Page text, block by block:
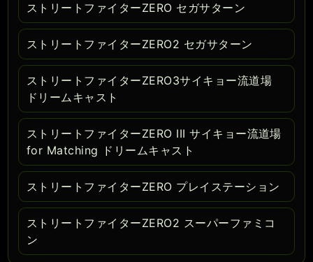
ストリートファイターZERO セガサターン
ストリートファイターZERO2 セガサターン
ストリートファイターZERO3サイキョー流道場
ドリームキャスト
ストリートファイターZERO III サイキョー流道場
for Matching ドリームキャスト
ストリートファイターZERO プレイステーション
ストリートファイターZERO2 スーパーファミコ
ン